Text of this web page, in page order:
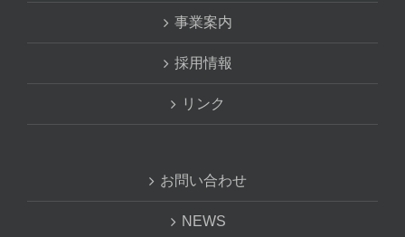
事業案内
採用情報
リンク
お問い合わせ
NEWS